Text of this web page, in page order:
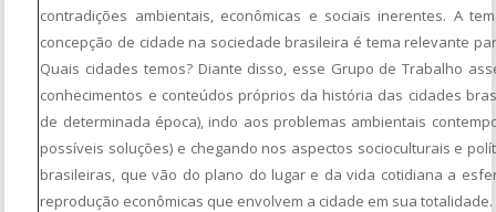
contradições ambientais, econômicas e sociais inerentes. A
concepção de cidade na sociedade brasileira é tema relevante
Quais cidades temos? Diante disso, esse Grupo de Trabalho
conhecimentos e conteúdos próprios da história das cidades
de determinada época), indo aos problemas ambientais
possíveis soluções) e chegando nos aspectos socioculturais e
brasileiras, que vão do plano do lugar e da vida cotidiana a
reprodução econômicas que envolvem a cidade em sua